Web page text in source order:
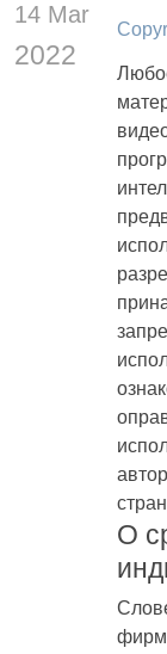
14 Mar
2022
О